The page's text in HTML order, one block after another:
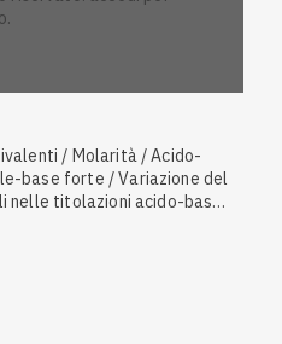
/ Molarità / Acido-
base forte / Variazione del
nelle titolazioni acido-base /